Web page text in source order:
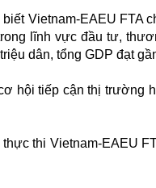
Vietnam-EAEU FTA
lĩnh vực đầu tư,
dân, tổng GDP đạt
hội tiếp cận thị trường
thi Vietnam-EAEU